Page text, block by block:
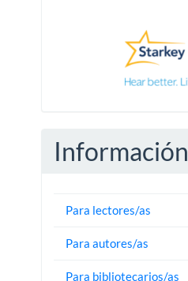
Información
Para lectores/as
Para autores/as
Para bibliotecarios/as